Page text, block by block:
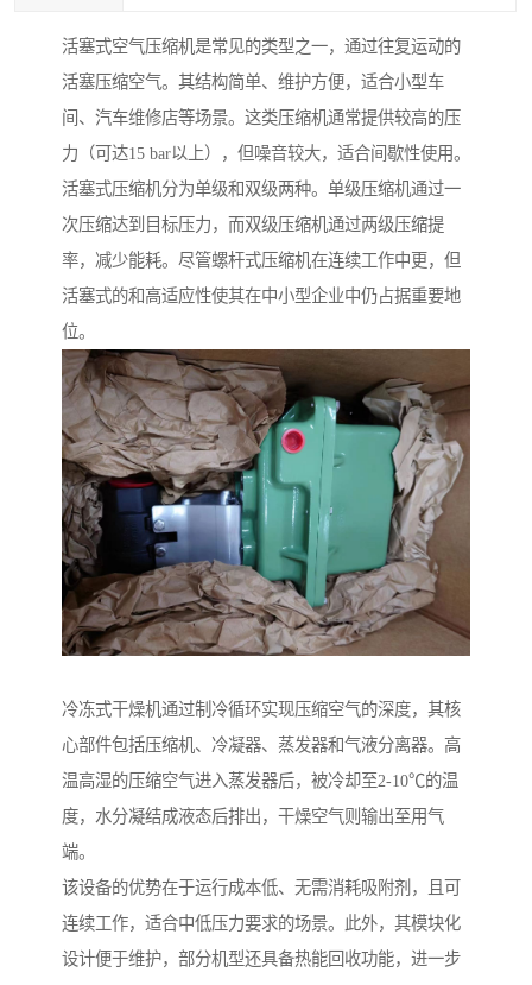
活塞式空气压缩机是常见的类型之一，通过往复运动的
活塞压缩空气。其结构简单、维护方便，适合小型车
间、汽车维修店等场景。这类压缩机通常提供较高的压
力（可达15 bar以上），但噪音较大，适合间歇性使用。
活塞式压缩机分为单级和双级两种。单级压缩机通过一
次压缩达到目标压力，而双级压缩机通过两级压缩提
率，减少能耗。尽管螺杆式压缩机在连续工作中更，但
活塞式的和高适应性使其在中小型企业中仍占据重要地
位。
冷冻式干燥机通过制冷循环实现压缩空气的深度，其核
心部件包括压缩机、冷凝器、蒸发器和气液分离器。高
温高湿的压缩空气进入蒸发器后，被冷却至2-10℃的温
度，水分凝结成液态后排出，干燥空气则输出至用气
端。
该设备的优势在于运行成本低、无需消耗吸附剂，且可
连续工作，适合中低压力要求的场景。此外，其模块化
设计便于维护，部分机型还具备热能回收功能，进一步